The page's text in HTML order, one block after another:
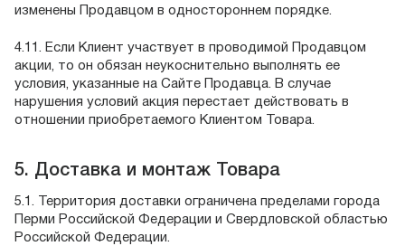
изменены Продавцом в одностороннем порядке.
4.11. Если Клиент участвует в проводимой Продавцом
акции, то он обязан неукоснительно выполнять ее
условия, указанные на Сайте Продавца. В случае
нарушения условий акция перестает действовать в
отношении приобретаемого Клиентом Товара.
5. Доставка и монтаж Товара
5.1. Территория доставки ограничена пределами города
Перми Российской Федерации и Свердловской областью
Российской Федерации.